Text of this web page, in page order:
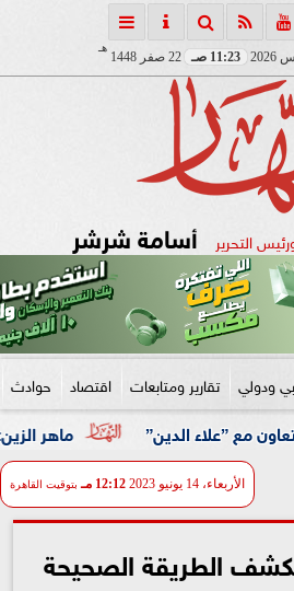
11:23 صـ 22 صفر 1448
هـ
التحرير أسامة شرشر
ودولي تقارير ومتابعات اقتصاد حوادث
ماهر الزين: 25 حافلة تُعيد 1250 سودانيًا ضمن الفوج الـ41.. والالتزام بوثائق السفر عزز انسيابية العودة الطوعية الدين”
الأربعاء، 14 يونيو 2023 12:12 مـ بتوقيت القاهرة
الطريقة الصحيحة